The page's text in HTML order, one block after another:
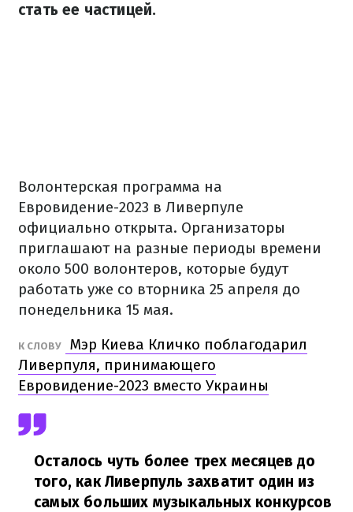
стать ее частицей.
Волонтерская программа на
Евровидение-2023 в Ливерпуле
официально открыта. Организаторы
приглашают на разные периоды времени
около 500 волонтеров, которые будут
работать уже со вторника 25 апреля до
понедельника 15 мая.
К СЛОВУ
Мэр Киева Кличко поблагодарил
Ливерпуля, принимающего
Евровидение-2023 вместо Украины
Осталось чуть более трех месяцев до
того, как Ливерпуль захватит один из
самых больших музыкальных конкурсов